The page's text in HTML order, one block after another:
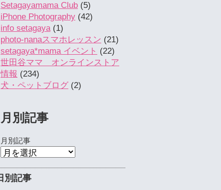
Setagayamama Club (5)
iPhone Photography (42)
info setagaya(1)
photo-nanaスマホレッスン (21)
setagaya*mama イベント (22)
世田谷ママ オンラインストア
情報 (234)
犬・ペットブログ (2)
月別記事
月別記事
別記事